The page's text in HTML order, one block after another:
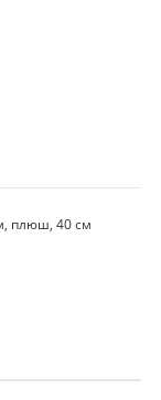
плюш, 40 см